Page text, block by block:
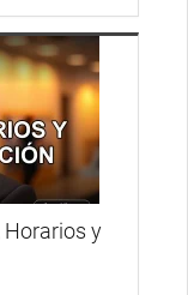
Horarios y